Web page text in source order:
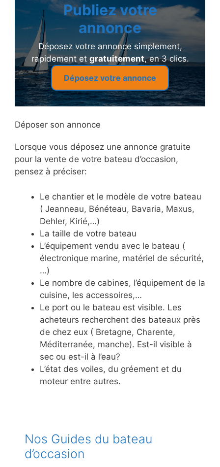
Publiez votre
annonce
Déposez votre annonce simplement,
rapidement et gratuitement, en 3 clics.
Déposez votre annonce
Déposer son annonce
Lorsque vous déposez une annonce gratuite
pour la vente de votre bateau d’occasion,
pensez à préciser:
Le chantier et le modèle de votre bateau
( Jeanneau, Bénéteau, Bavaria, Maxus,
Dehler, Kirié,…)
La taille de votre bateau
L’équipement vendu avec le bateau (
électronique marine, matériel de sécurité,
…)
Le nombre de cabines, l’équipement de la
cuisine, les accessoires,…
Le port ou le bateau est visible. Les
acheteurs recherchent des bateaux près
de chez eux ( Bretagne, Charente,
Méditerranée, manche). Est-il visible à
sec ou est-il à l’eau?
L’état des voiles, du gréement et du
moteur entre autres.
Nos Guides du bateau
d’occasion